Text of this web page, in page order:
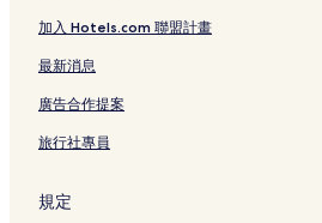
加入 Hotels.com 聯盟計畫
最新消息
廣告合作提案
旅行社專員
規定